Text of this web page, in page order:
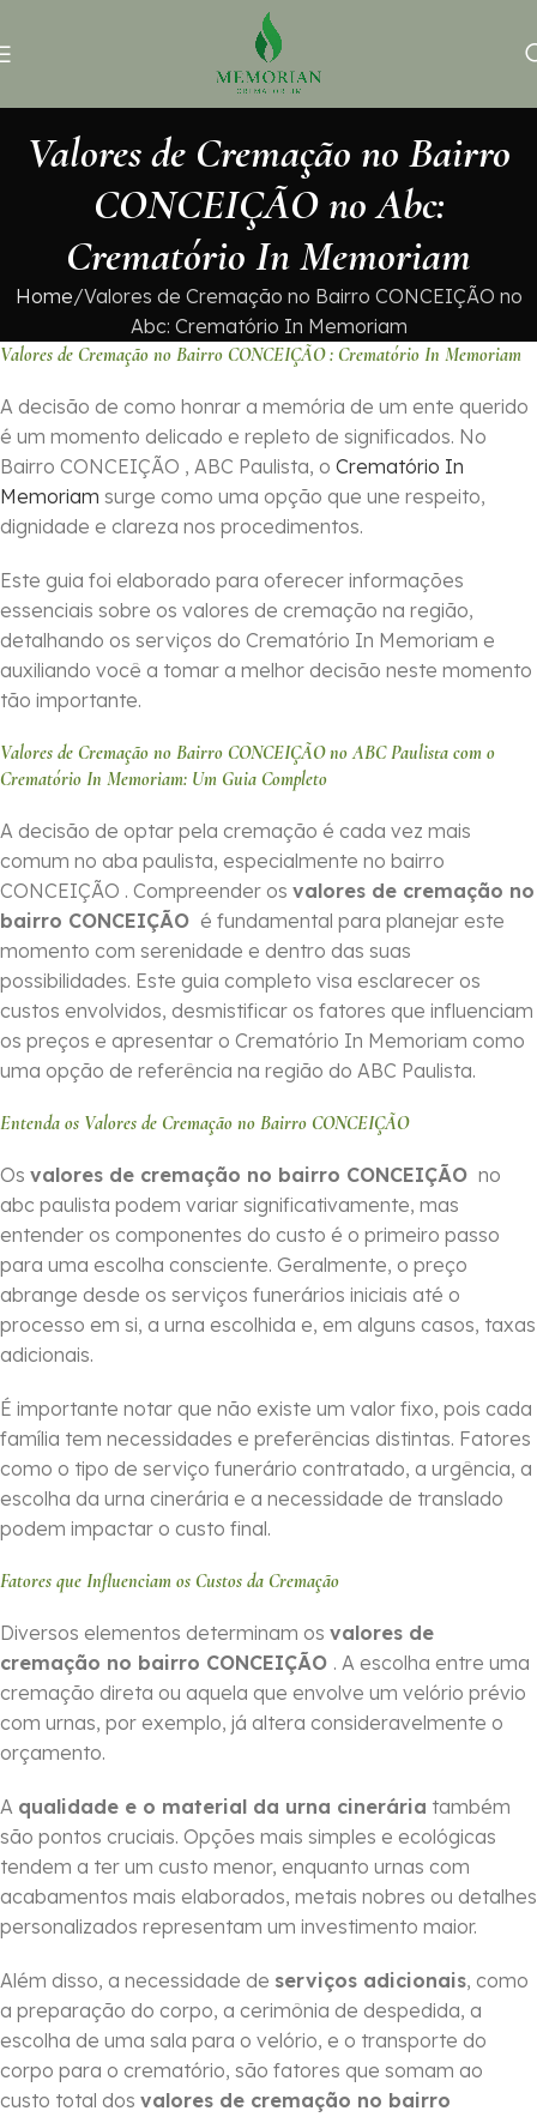
Valores de Cremação no Bairro
CONCEIÇÃO no Abc:
Crematório In Memoriam
Home Valores de Cremação no Bairro CONCEIÇÃO no
Abc: Crematório In Memoriam
Valores de Cremação no Bairro CONCEIÇÃO : Crematório In Memoriam
A decisão de como honrar a memória de um ente querido
é um momento delicado e repleto de significados. No
Bairro CONCEIÇÃO , ABC Paulista, o Crematório In
Memoriam surge como uma opção que une respeito,
dignidade e clareza nos procedimentos.
Este guia foi elaborado para oferecer informações
essenciais sobre os valores de cremação na região,
detalhando os serviços do Crematório In Memoriam e
auxiliando você a tomar a melhor decisão neste momento
tão importante.
Valores de Cremação no Bairro CONCEIÇÃO no ABC Paulista com o
Crematório In Memoriam: Um Guia Completo
A decisão de optar pela cremação é cada vez mais
comum no aba paulista, especialmente no bairro
CONCEIÇÃO . Compreender os valores de cremação no
bairro CONCEIÇÃO é fundamental para planejar este
momento com serenidade e dentro das suas
possibilidades. Este guia completo visa esclarecer os
custos envolvidos, desmistificar os fatores que influenciam
os preços e apresentar o Crematório In Memoriam como
uma opção de referência na região do ABC Paulista.
Entenda os Valores de Cremação no Bairro CONCEIÇÃO
Os valores de cremação no bairro CONCEIÇÃO no
abc paulista podem variar significativamente, mas
entender os componentes do custo é o primeiro passo
para uma escolha consciente. Geralmente, o preço
abrange desde os serviços funerários iniciais até o
processo em si, a urna escolhida e, em alguns casos, taxas
adicionais.
É importante notar que não existe um valor fixo, pois cada
família tem necessidades e preferências distintas. Fatores
como o tipo de serviço funerário contratado, a urgência, a
escolha da urna cinerária e a necessidade de translado
podem impactar o custo final.
Fatores que Influenciam os Custos da Cremação
Diversos elementos determinam os valores de
cremação no bairro CONCEIÇÃO . A escolha entre uma
cremação direta ou aquela que envolve um velório prévio
com urnas, por exemplo, já altera consideravelmente o
orçamento.
A qualidade e o material da urna cinerária também
são pontos cruciais. Opções mais simples e ecológicas
tendem a ter um custo menor, enquanto urnas com
acabamentos mais elaborados, metais nobres ou detalhes
personalizados representam um investimento maior.
Além disso, a necessidade de serviços adicionais, como
a preparação do corpo, a cerimônia de despedida, a
escolha de uma sala para o velório, e o transporte do
corpo para o crematório, são fatores que somam ao
custo total dos valores de cremação no bairro